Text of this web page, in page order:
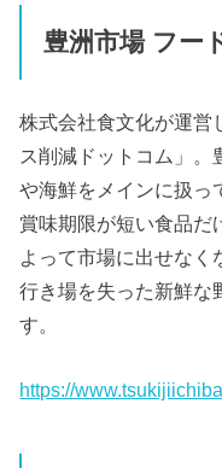
豊洲市場 フー
株式会社食文化が運営
ス削減ドットコム」。
や海鮮をメインに扱っ
賞味期限が短い食品だ
よって市場に出せなく
行き場を失った新鮮な
す。
https://